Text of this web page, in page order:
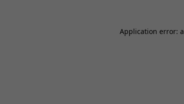
Application error: a